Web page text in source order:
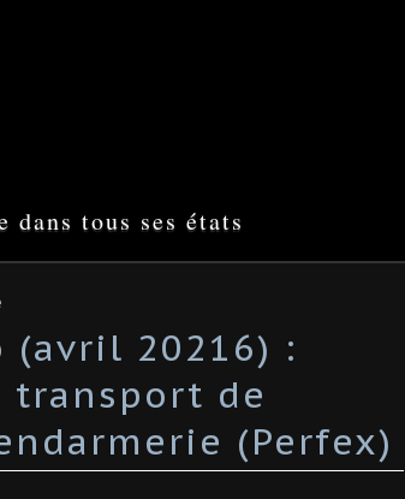
tous ses états
20216) :
transport de
(Perfex)